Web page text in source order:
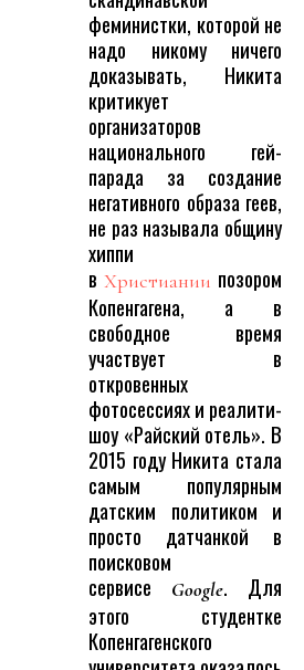
феминистки, которой не
надо никому ничего
доказывать, Никита
критикует
организаторов
национального гей-
парада за создание
негативного образа геев,
не раз называла общину
хиппи
в Христиании позором
Копенгагена, а в
свободное время
участвует в
откровенных
фотосессиях и реалити-
шоу «Райский отель». В
2015 году Никита стала
самым популярным
датским политиком и
просто датчанкой в
поисковом
сервисе
Google. Для
этого студентке
Копенгагенского